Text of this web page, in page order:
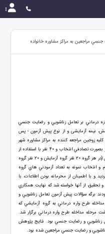
مراجعین به مراکز مشاوره خانواده
درماني بر تعامل زناشويي و رضایت جنسي
نیمه آزمایشی و از نوع پیش آزمون - پس
زوجين مراجعه كننده به مراكز مشاوره شهر
بوشهر در سال 1397 بودند. از بین مراكز مشاوره يك مركز بصورت تصادفي انتخاب و 40 نفر با استفاده از
روش نمونه گیری در دسترس در دو گروه آزمايشي و کنترل (در هر گروه 20 نفر گروه آزمايش و 20 نفر گروه
و انتخاب نمونه به تعداد آزمودني هاي گروه
و با اطمينان از محرمانه بودن اطلاعات، با
تحقيق، از آنها خواسته شد كه نهايت همكاري
داشته و سپس به تعداد آنها كه 40 نفر بودند برگه سؤالات پيش آزمون تعامل زناشويي و
طرح واره درماني به گروه آزمايشي كه
مرحله مداخله طرح واره درماني برگزار شد.
زناشويي و رضایت جنسي بود. نتايج پژوهش
و رضایت جنسي مراجعین شده بود.